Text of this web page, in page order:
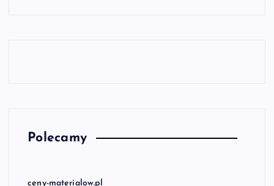
Polecamy
ceny-materialow.pl